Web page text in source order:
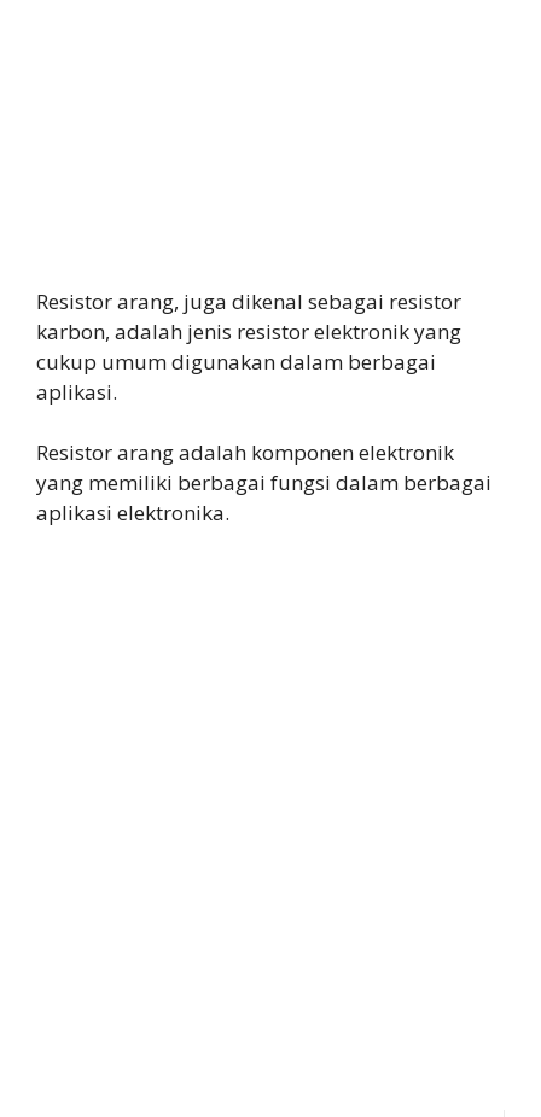
Resistor arang, juga dikenal sebagai resistor
karbon, adalah jenis resistor elektronik yang
cukup umum digunakan dalam berbagai
aplikasi.
Resistor arang adalah komponen elektronik
yang memiliki berbagai fungsi dalam berbagai
aplikasi elektronika.